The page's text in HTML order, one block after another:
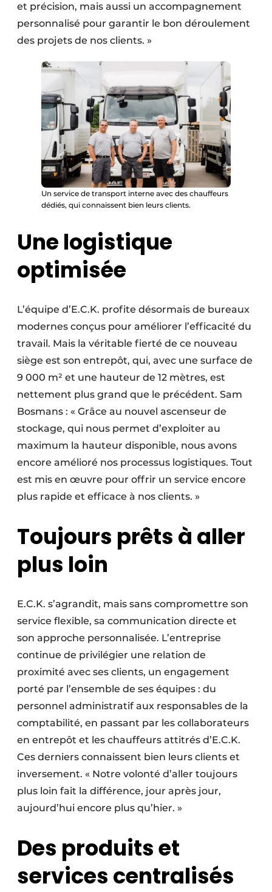
et précision, mais aussi un accompagnement
personnalisé pour garantir le bon déroulement
des projets de nos clients. »
Un service de transport interne avec des chauffeurs
dédiés, qui connaissent bien leurs clients.
Une logistique
optimisée
L’équipe d’E.C.K. profite désormais de bureaux
modernes conçus pour améliorer l’efficacité du
travail. Mais la véritable fierté de ce nouveau
siège est son entrepôt, qui, avec une surface de
9 000 m² et une hauteur de 12 mètres, est
nettement plus grand que le précédent. Sam
Bosmans : « Grâce au nouvel ascenseur de
stockage, qui nous permet d’exploiter au
maximum la hauteur disponible, nous avons
encore amélioré nos processus logistiques. Tout
est mis en œuvre pour offrir un service encore
plus rapide et efficace à nos clients. »
Toujours prêts à aller
plus loin
E.C.K. s’agrandit, mais sans compromettre son
service flexible, sa communication directe et
son approche personnalisée. L’entreprise
continue de privilégier une relation de
proximité avec ses clients, un engagement
porté par l’ensemble de ses équipes : du
personnel administratif aux responsables de la
comptabilité, en passant par les collaborateurs
en entrepôt et les chauffeurs attitrés d’E.C.K.
Ces derniers connaissent bien leurs clients et
inversement. « Notre volonté d’aller toujours
plus loin fait la différence, jour après jour,
aujourd’hui encore plus qu’hier. »
Des produits et
services centralisés